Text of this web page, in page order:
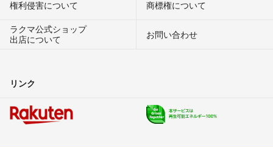
権利侵害について
商標権について
ラクマ公式ショップ
出店について
お問い合わせ
リンク